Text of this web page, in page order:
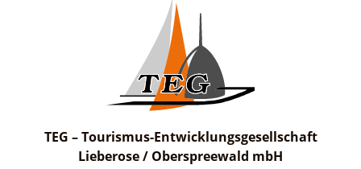
TEG – Tourismus-Entwicklungsgesellschaft
Lieberose / Oberspreewald mbH